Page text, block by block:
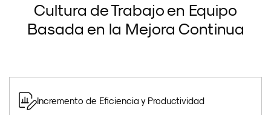
Cultura de Trabajo en Equipo
Basada en la Mejora Continua
Incremento de Eficiencia y Productividad